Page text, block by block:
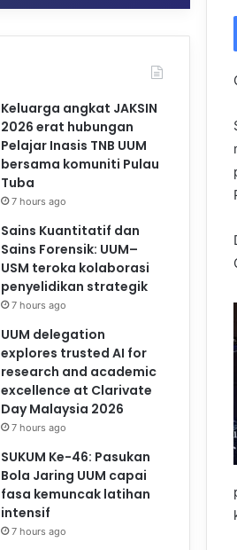
Keluarga angkat JAKSIN
2026 erat hubungan
Pelajar Inasis TNB UUM
bersama komuniti Pulau
Tuba
7 hours ago
Sains Kuantitatif dan
Sains Forensik: UUM–
USM teroka kolaborasi
penyelidikan strategik
7 hours ago
UUM delegation
explores trusted AI for
research and academic
excellence at Clarivate
Day Malaysia 2026
7 hours ago
SUKUM Ke-46: Pasukan
Bola Jaring UUM capai
fasa kemuncak latihan
intensif
7 hours ago